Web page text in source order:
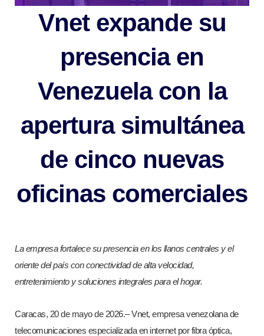
Vnet expande su
presencia en
Venezuela con la
apertura simultánea
de cinco nuevas
oficinas comerciales
La empresa fortalece su presencia en los llanos centrales y el
oriente del país con conectividad de alta velocidad,
entretenimiento y soluciones integrales para el hogar.
Caracas, 20 de mayo de 2026.– Vnet, empresa venezolana de
telecomunicaciones especializada en internet por fibra óptica,